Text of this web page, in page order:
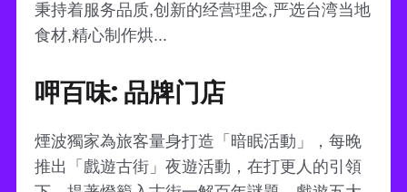
秉持着服务品质,创新的经营理念,严选台湾当地
食材,精心制作烘...
呷百味: 品牌门店
煙波獨家為旅客量身打造「暗眠活動」，每晚
推出「戲遊古街」夜遊活動，在打更人的引領